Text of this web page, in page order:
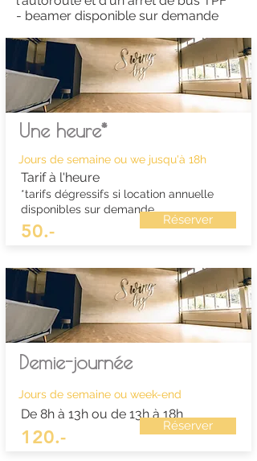
- beamer disponible sur demande
Une heure*
Jours de semaine ou we jusqu'à 18h
Tarif à l'heure
*tarifs dégressifs si location annuelle
disponibles sur demande
50.- Réserver
Demie-journée
Jours de semaine ou week-end
De 8h à 13h ou de 13h à 18h
120.- Réserver